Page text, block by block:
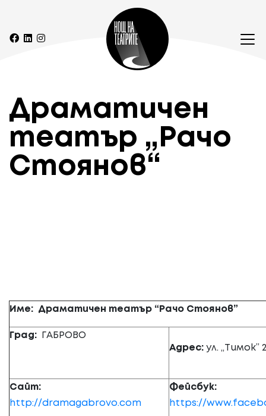
Драматичен
театър „Рачо
Стоянов“
Име: Драматичен театър “Рачо Стоянов”
Град: ГАБРОВО
Адрес:ул. „Тимок” 2
Сайт:
http://dramagabrovo.com
Фейсбук:
https://